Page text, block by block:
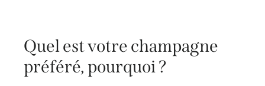
Quel est votre champagne
préféré, pourquoi ?